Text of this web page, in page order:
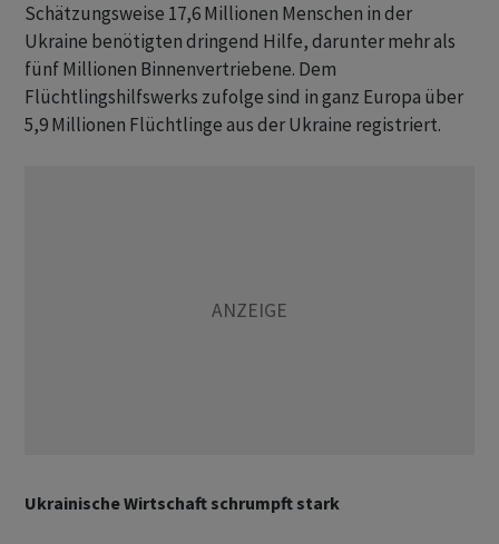
Schätzungsweise 17,6 Millionen Menschen in der
Ukraine benötigten dringend Hilfe, darunter mehr als
fünf Millionen Binnenvertriebene. Dem
Flüchtlingshilfswerks zufolge sind in ganz Europa über
5,9 Millionen Flüchtlinge aus der Ukraine registriert.
Ukrainische Wirtschaft schrumpft stark